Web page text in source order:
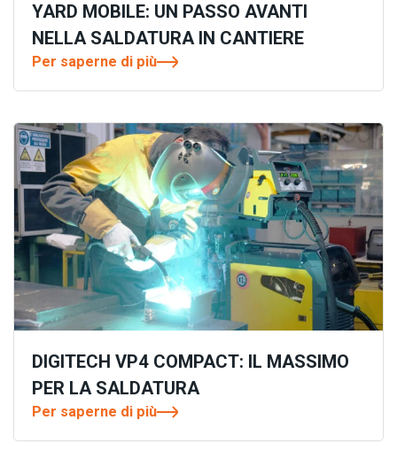
YARD MOBILE: UN PASSO AVANTI
NELLA SALDATURA IN CANTIERE
Per saperne di più
DIGITECH VP4 COMPACT: IL MASSIMO
PER LA SALDATURA
Per saperne di più